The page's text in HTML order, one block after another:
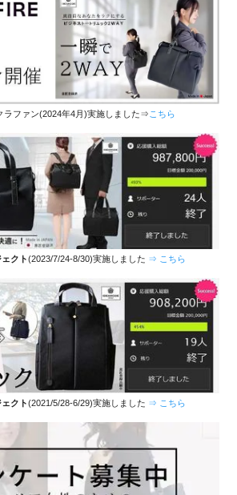
ラファン(2024年4月)実施しました⇒ こちら
クト(2023/7/24-8/30)実施しました ⇒ こちら
クト(2021/5/28-6/29)実施しました ⇒ こちら